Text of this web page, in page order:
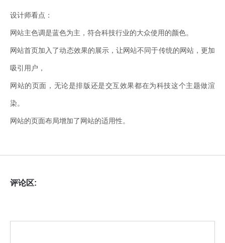
设计师看点：
网站主色调是蓝色为主，符合科技行业的大众使用的颜色。
网站首页加入了动态效果的展示，让网站不同于传统的网站，更加
吸引用户，
网站的页面，无论是排版还是交互效果都在为科技这个主题做渲
染。
网站的页面布局增加了网站的适用性。
评论区: